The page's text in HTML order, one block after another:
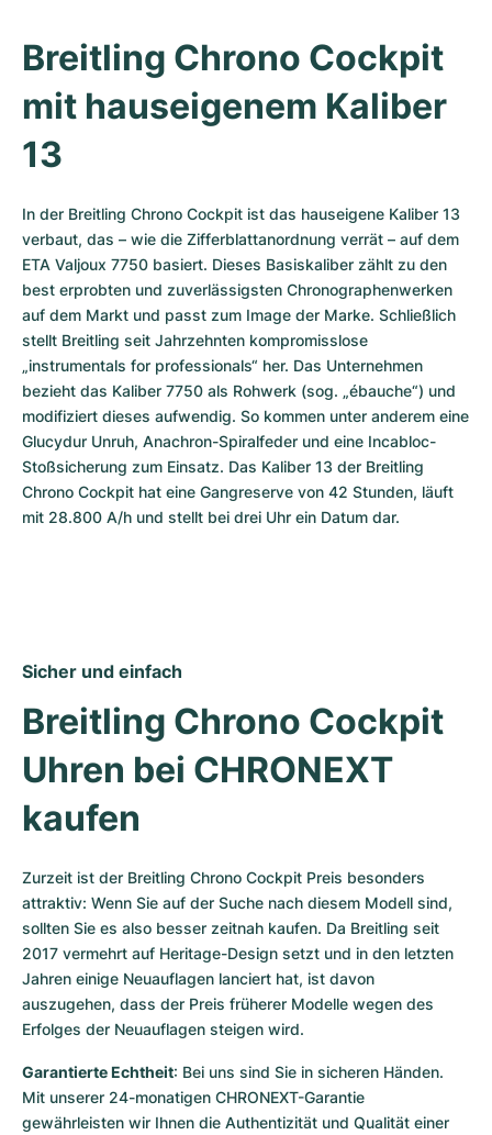
Breitling Chrono Cockpit
mit hauseigenem Kaliber
13
In der Breitling Chrono Cockpit ist das hauseigene Kaliber 13
verbaut, das – wie die Zifferblattanordnung verrät – auf dem
ETA Valjoux 7750 basiert. Dieses Basiskaliber zählt zu den
best erprobten und zuverlässigsten Chronographenwerken
auf dem Markt und passt zum Image der Marke. Schließlich
stellt Breitling seit Jahrzehnten kompromisslose
„instrumentals for professionals“ her. Das Unternehmen
bezieht das Kaliber 7750 als Rohwerk (sog. „ébauche“) und
modifiziert dieses aufwendig. So kommen unter anderem eine
Glucydur Unruh, Anachron-Spiralfeder und eine Incabloc-
Stoßsicherung zum Einsatz. Das Kaliber 13 der Breitling
Chrono Cockpit hat eine Gangreserve von 42 Stunden, läuft
mit 28.800 A/h und stellt bei drei Uhr ein Datum dar.
Sicher und einfach
Breitling Chrono Cockpit
Uhren bei CHRONEXT
kaufen
Zurzeit ist der Breitling Chrono Cockpit Preis besonders
attraktiv: Wenn Sie auf der Suche nach diesem Modell sind,
sollten Sie es also besser zeitnah kaufen. Da Breitling seit
2017 vermehrt auf Heritage-Design setzt und in den letzten
Jahren einige Neuauflagen lanciert hat, ist davon
auszugehen, dass der Preis früherer Modelle wegen des
Erfolges der Neuauflagen steigen wird.
Garantierte Echtheit: Bei uns sind Sie in sicheren Händen.
Mit unserer 24-monatigen CHRONEXT-Garantie
gewährleisten wir Ihnen die Authentizität und Qualität einer